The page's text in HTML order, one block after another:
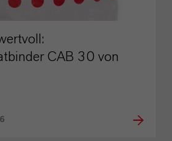
CAB 30 von